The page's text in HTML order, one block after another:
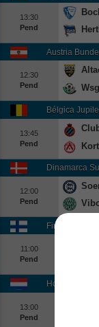
13:30
Pend
Austria
12:30
Pend
Bélgica
13:45
Pend
Dinamarca
12:00
Pend
Finlandia
11:00
Pend
Holanda
13:00
Pend